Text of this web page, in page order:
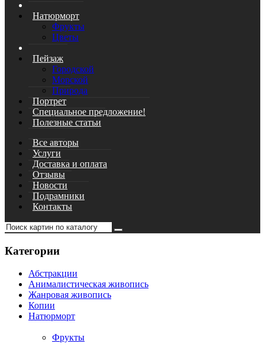
Натюрморт
Фрукты
Цветы
Пейзаж
Городской
Морской
Природа
Портрет
Специальное предложение!
Полезные статьи
Все авторы
Услуги
Доставка и оплата
Отзывы
Новости
Подрамники
Контакты
Категории
Абстракции
Анималистическая живопись
Жанровая живопись
Копии
Натюрморт
Фрукты